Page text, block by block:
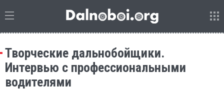
Творческие дальнобойщики.
Интервью с профессиональными
водителями